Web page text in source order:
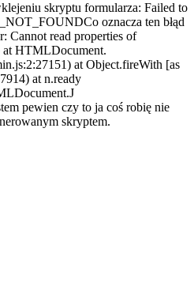
skryptu formularza: Failed to
oznacza ten błąd
Cannot read properties of
at HTMLDocument.
at Object.fireWith [as
at n.ready
pewien czy to ja coś robię nie
skryptem.